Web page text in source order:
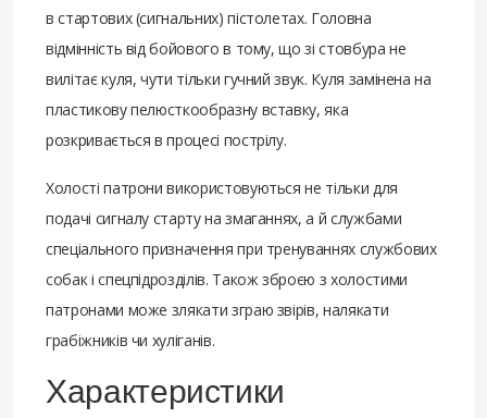
в стартових (сигнальних) пістолетах. Головна
відмінність від бойового в тому, що зі стовбура не
вилітає куля, чути тільки гучний звук. Куля замінена на
пластикову пелюсткообразну вставку, яка
розкривається в процесі пострілу.
Холості патрони використовуються не тільки для
подачі сигналу старту на змаганнях, а й службами
спеціального призначення при тренуваннях службових
собак і спецпідрозділів. Також зброєю з холостими
патронами може злякати зграю звірів, налякати
грабіжників чи хуліганів.
Характеристики